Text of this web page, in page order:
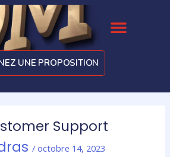
Menu
UNE PROPOSITION
Support
/octobre 14, 2023